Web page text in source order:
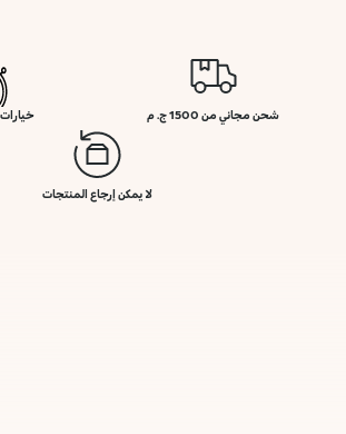
شحن مجاني من 1500 ج. م
لا يمكن إرجاع المنتجات